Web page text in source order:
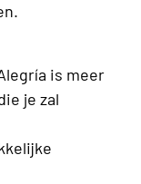
is meer
je zal